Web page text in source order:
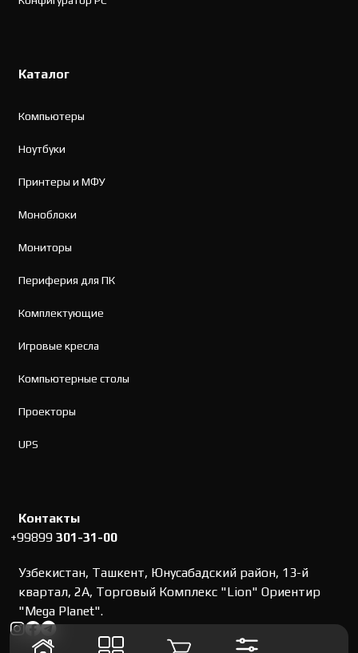
Каталог
Компьютеры
Ноутбуки
Принтеры и МФУ
Моноблоки
Мониторы
Периферия для ПК
Комплектующие
Игровые кресла
Компьютерные столы
Проекторы
UPS
Контакты
+99899301-31-00
Узбекистан, Ташкент, Юнусабадский район, 13-й
квартал, 2А, Торговый Комплекс "Lion" Ориентир
"Mega Planet".